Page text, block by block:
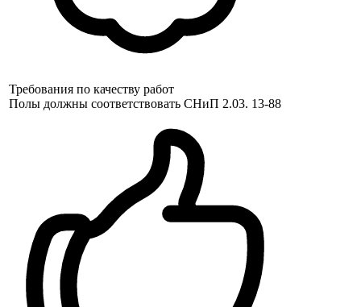
Требования по качеству работ
Полы должны соответствовать СНиП 2.03. 13-88